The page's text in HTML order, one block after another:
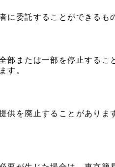
に委託することができるも
部または一部を停止するこ
す。
供を廃止することがありま